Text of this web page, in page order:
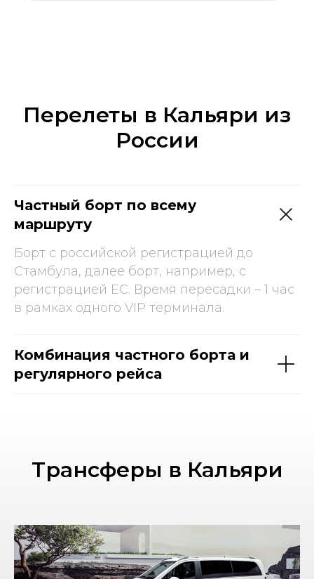
Перелеты в Кальяри из
России
Частный борт по всему
маршруту
Борт с российской регистрацией до
Стамбула, далее борт, например, с
регистрацией ЕС. Время пересадки – 1 час
в рамках одного VIP терминала.
Комбинация частного борта и
регулярного рейса
Трансферы в Кальяри